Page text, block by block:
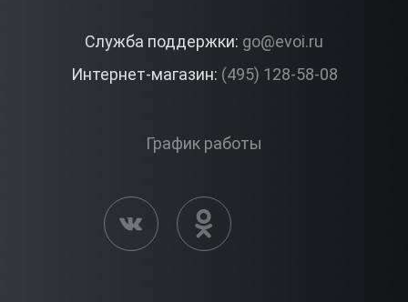
Premium
Контакты
Вопросы и ответы
Корпоративные подарки
Активация сертификата
Служба поддержки: go@evoi.ru
Интернет-магазин: (495) 128-58-08
График работы